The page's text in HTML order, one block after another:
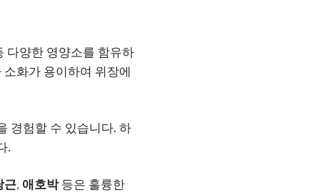
다양한 영양소를 함유하
화가 용이하여 위장에
경험할 수 있습니다. 하
.
근, 애호박등은 훌륭한